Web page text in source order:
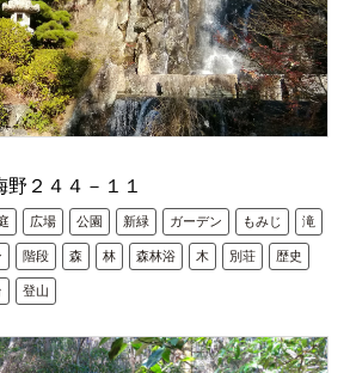
２４４－１１
広場 公園 新緑 ガーデン もみじ 滝
階段 森 林 森林浴 木 別荘 歴史
登山